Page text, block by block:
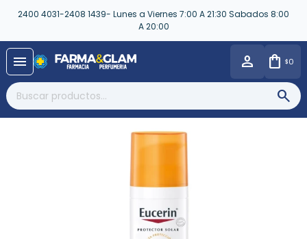
2400 4031-2408 1439- Lunes a Viernes 7:00 A 21:30 Sabados 8:00
A 20:00
menu $0